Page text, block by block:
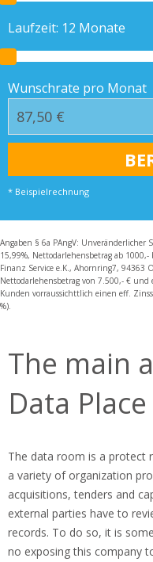
Laufzeit: 12 Monate
Wunschrate pro Monat
* Beispielrechnung
Angaben § 6a PAngV: Unveränderlicher
15,99%, Nettodarlehensbetrag ab
Finanz Service e.K., Ahornring7, 94363
Nettodarlehensbetrag von 7.500,- €
Kunden vorraussichttlich einen eff.
%).
The main
Data
The data room is a protect
a variety of organization
acquisitions, tenders and
external parties have to
records. To do so, it is
no exposing this company